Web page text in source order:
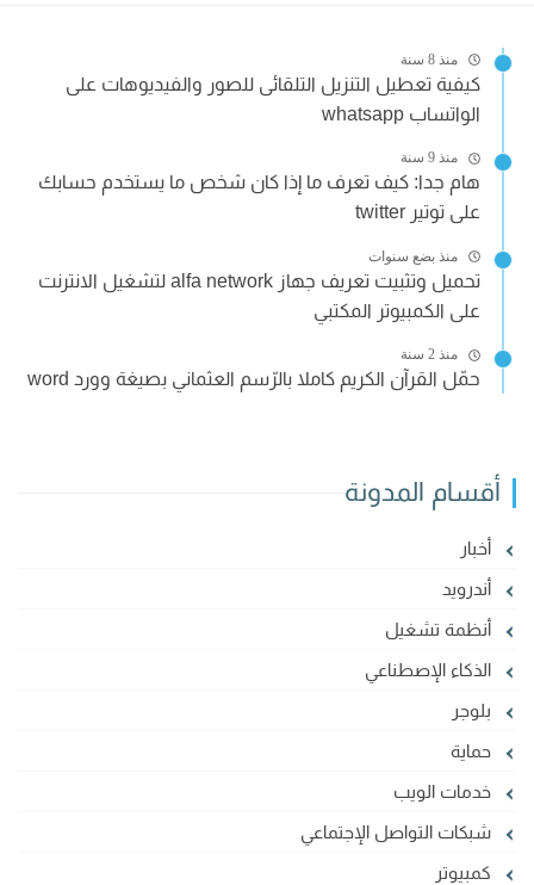
منذ 8 سنة
كيفية تعطيل التنزيل التلقائى للصور والفيديوهات على
الواتساب whatsapp
منذ 9 سنة
هام جدا: كيف تعرف ما إذا كان شخص ما يستخدم حسابك
على توتير twitter
منذ بضع سنوات
تحميل وتثبيت تعريف جهاز alfa network لتشغيل الانترنت
على الكمبيوتر المكتبي
منذ 2 سنة
حمّل القرآن الكريم كاملا بالرّسم العثماني بصيغة وورد word
أقسام المدونة
أخبار
أندرويد
أنظمة تشغيل
الذكاء الإصطناعي
بلوجر
حماية
خدمات الويب
شبكات التواصل الإجتماعي
كمبيوتر